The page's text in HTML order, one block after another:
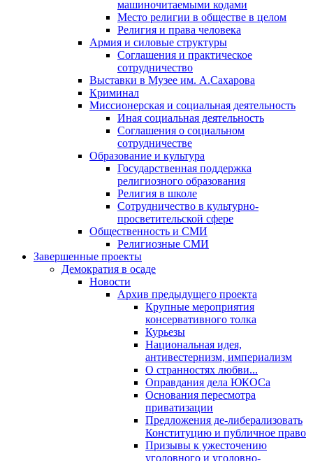
машиночитаемыми кодами
Место религии в обществе в целом
Религия и права человека
Армия и силовые структуры
Соглашения и практическое
сотрудничество
Выставки в Музее им. А.Сахарова
Криминал
Миссионерская и социальная деятельность
Иная социальная деятельность
Соглашения о социальном
сотрудничестве
Образование и культура
Государственная поддержка
религиозного образования
Религия в школе
Сотрудничество в культурно-
просветительской сфере
Общественность и СМИ
Религиозные СМИ
Завершенные проекты
Демократия в осаде
Новости
Архив предыдущего проекта
Крупные мероприятия
консервативного толка
Курьезы
Национальная идея,
антивестернизм, империализм
О странностях любви...
Оправдания дела ЮКОСа
Основания пересмотра
приватизации
Предложения де-либерализовать
Конституцию и публичное право
Призывы к ужесточению
уголовного и уголовно-